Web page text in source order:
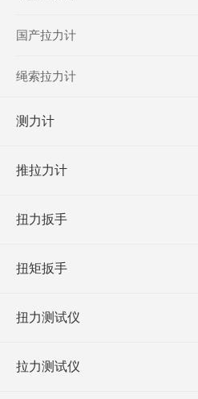
国产拉力计
绳索拉力计
测力计
推拉力计
扭力扳手
扭矩扳手
扭力测试仪
拉力测试仪